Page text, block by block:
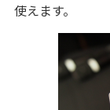
使えます。